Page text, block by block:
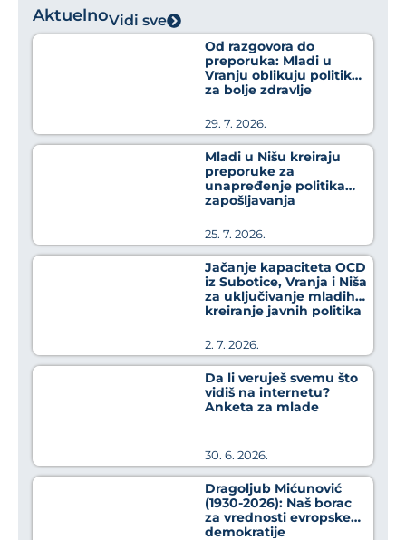
AktuelnoVidi sve
Od razgovora do
preporuka: Mladi u
Vranju oblikuju politike
za bolje zdravlje
29. 7. 2026.
Mladi u Nišu kreiraju
preporuke za
unapređenje politika
zapošljavanja
25. 7. 2026.
Jačanje kapaciteta OCD
iz Subotice, Vranja i Niša
za uključivanje mladih u
kreiranje javnih politika
2. 7. 2026.
Da li veruješ svemu što
vidiš na internetu?
Anketa za mlade
30. 6. 2026.
Dragoljub Mićunović
(1930-2026): Naš borac
za vrednosti evropske
demokratije